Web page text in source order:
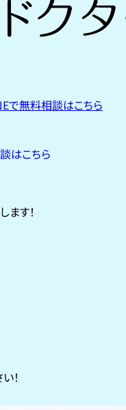
で無料相談はこちら
はこちら
す！
！